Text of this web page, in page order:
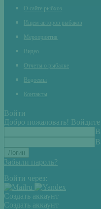
О сайте рыбхоз
Ищем авторов рыбаков
Мероприятия
Видео
Отчеты о рыбалке
Водоемы
Контакты
Войти
Добро пожаловать!
Забыли пароль?
Войти через:
Создать аккаунт
Создать аккаунт